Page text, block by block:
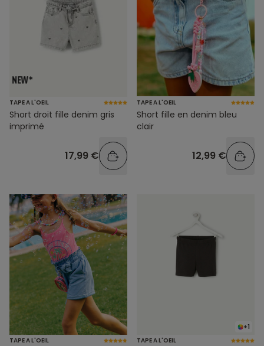
TAPE A L'OEIL
Short droit fille denim gris
imprimé
17,99 €
TAPE A L'OEIL
Short fille en denim bleu
clair
12,99 €
TAPE A L'OEIL
+1
TAPE A L'OEIL